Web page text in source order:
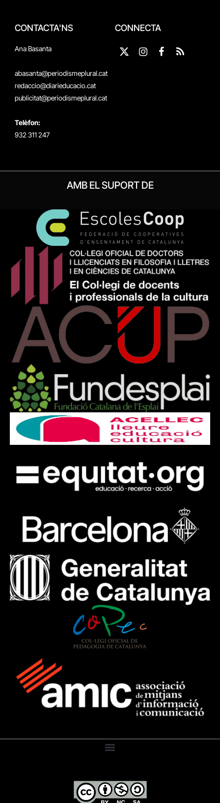
CONTACTA'NS
Ana Basanta
abasanta@periodismeplural.cat
redaccio@diarieducacio.cat
publicitat@periodismeplural.cat
Telèfon:
932 311 247
CONNECTA
X
Instagram
Facebook
RSS
AMB EL SUPORT DE